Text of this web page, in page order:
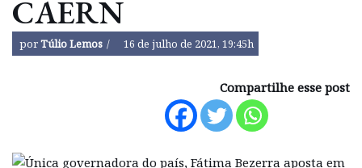
CAERN
porTúlio Lemos 16 de julho de 2021, 19:45h
Compartilhe esse post